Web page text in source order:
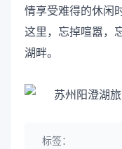
情享受难得的休闲
这里，忘掉喧嚣，
湖畔。
标签：